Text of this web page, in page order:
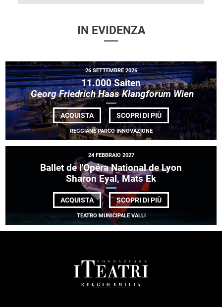
IN EVIDENZA
26 SETTEMBRE 2026
11.000 Saiten
Georg Friedrich Haas Klangforum Wien
ACQUISTA SCOPRI DI PIÙDI
11.000
SAITEN<BR>
FRIEDRICH
HAAS
REGGIANE PARCO INNOVAZIONE
24 FEBBRAIO 2027
Ballet de l'Opéra National de Lyon
Sharon Eyal, Mats Ek
ACQUISTA SCOPRI DI PIÙDI
BALLET
L'OPÉRA
NATIONAL
TEATRO MUNICIPALE VALLI